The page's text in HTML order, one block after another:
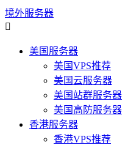
境外服务器

美国服务器
美国VPS推荐
美国云服务器
美国站群服务器
美国高防服务器
香港服务器
香港VPS推荐